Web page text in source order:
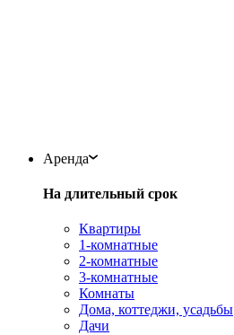
Аренда
На длительный срок
Квартиры
1-комнатные
2-комнатные
3-комнатные
Комнаты
Дома, коттеджи, усадьбы
Дачи